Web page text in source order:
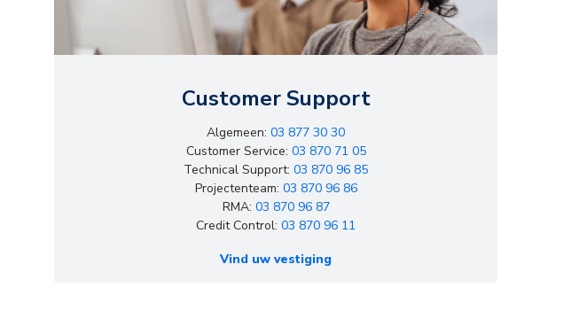
Customer Support
Algemeen: 03 877 30 30
Customer Service: 03 870 71 05
Technical Support: 03 870 96 85
Projectenteam: 03 870 96 86
RMA: 03 870 96 87
Credit Control: 03 870 96 11
Vind uw vestiging